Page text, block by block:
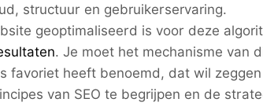
structuur en gebruikerservaring.
geoptimaliseerd is voor deze
. Je moet het mechanisme van
favoriet heeft benoemd, dat wil
van SEO te begrijpen en de